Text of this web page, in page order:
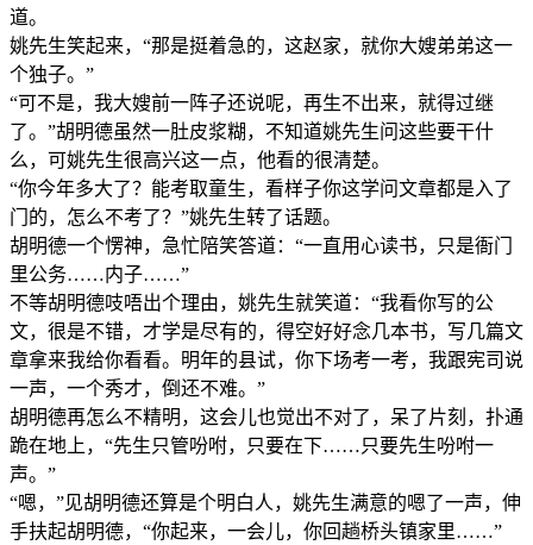
道。
姚先生笑起来，“那是挺着急的，这赵家，就你大嫂弟弟这一
个独子。”
“可不是，我大嫂前一阵子还说呢，再生不出来，就得过继
了。”胡明德虽然一肚皮浆糊，不知道姚先生问这些要干什
么，可姚先生很高兴这一点，他看的很清楚。
“你今年多大了？能考取童生，看样子你这学问文章都是入了
门的，怎么不考了？”姚先生转了话题。
胡明德一个愣神，急忙陪笑答道：“一直用心读书，只是衙门
里公务……内子……”
不等胡明德吱唔出个理由，姚先生就笑道：“我看你写的公
文，很是不错，才学是尽有的，得空好好念几本书，写几篇文
章拿来我给你看看。明年的县试，你下场考一考，我跟宪司说
一声，一个秀才，倒还不难。”
胡明德再怎么不精明，这会儿也觉出不对了，呆了片刻，扑通
跪在地上，“先生只管吩咐，只要在下……只要先生吩咐一
声。”
“嗯，”见胡明德还算是个明白人，姚先生满意的嗯了一声，伸
手扶起胡明德，“你起来，一会儿，你回趟桥头镇家里……”